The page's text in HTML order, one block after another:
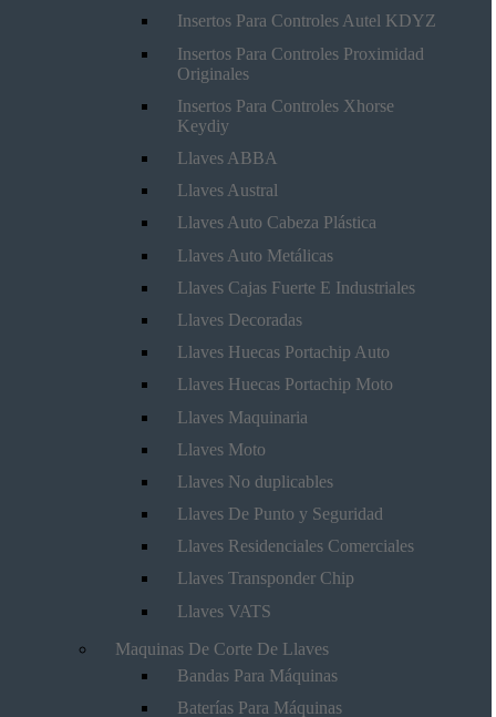
Insertos Para Controles Autel KDYZ
Insertos Para Controles Proximidad
Originales
Insertos Para Controles Xhorse
Keydiy
Llaves ABBA
Llaves Austral
Llaves Auto Cabeza Plástica
Llaves Auto Metálicas
Llaves Cajas Fuerte E Industriales
Llaves Decoradas
Llaves Huecas Portachip Auto
Llaves Huecas Portachip Moto
Llaves Maquinaria
Llaves Moto
Llaves No duplicables
Llaves De Punto y Seguridad
Llaves Residenciales Comerciales
Llaves Transponder Chip
Llaves VATS
Maquinas De Corte De Llaves
Bandas Para Máquinas
Baterías Para Máquinas